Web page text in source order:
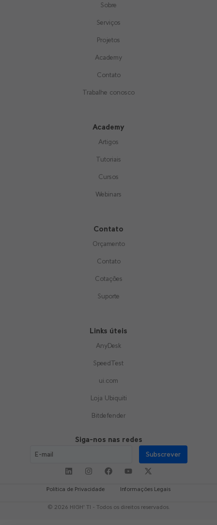
Sobre
Serviços
Projetos
Academy
Contato
Trabalhe conosco
Academy
Artigos
Tutoriais
Cursos
Webinars
Contato
Orçamento
Contato
Cotações
Suporte
Links úteis
AnyDesk
SpeedTest
ui.com
Loja Ubiquiti
Bitdefender
Siga-nos nas redes
Subscrever
Política de Privacidade Informações Legais
© 2026 HIGH' TI - Todos os direitos reservados.